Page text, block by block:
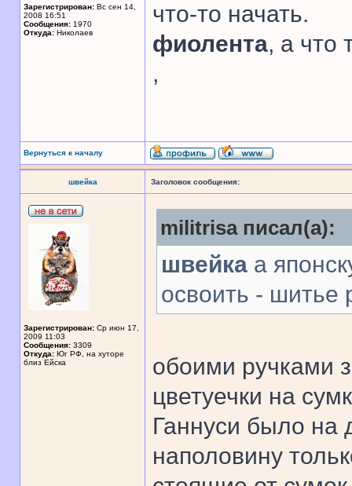
Зарегистрирован: Вс сен 14,
2008 16:51
Сообщения: 1970
Откуда: Николаев
что-то начать.
фиолента, а что
,
Вернуться к началу
швейка Заголовок сообщения:
Зарегистрирован: Ср июн 17,
2009 11:03
Сообщения: 3309
Откуда: Юг РФ, на хуторе
близ Ейска
militrisa писал(а):
швейка а
освоить - шитье
обоими ручками
цветуечки на
Ганнуси было на
наполовину